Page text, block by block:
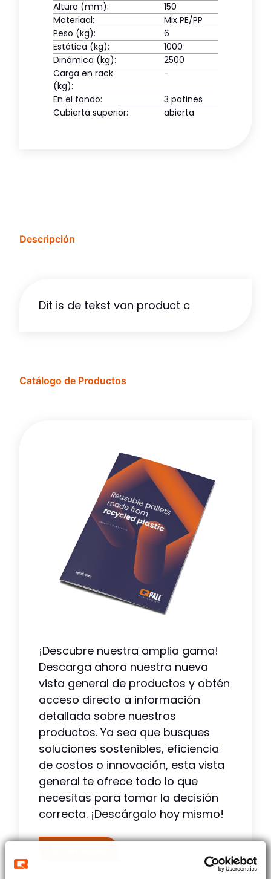
Altura (mm):
150
Materiaal:
Mix PE/PP
Peso (kg):
6
Estática (kg):
1000
Dinámica (kg):
2500
Carga en rack
(kg):
-
En el fondo:
3 patines
Cubierta superior:
abierta
Descripción
Dit is de tekst van product c
Catálogo de Productos
¡Descubre nuestra amplia gama!
Descarga ahora nuestra nueva
vista general de productos y obtén
acceso directo a información
detallada sobre nuestros
productos. Ya sea que busques
soluciones sostenibles, eficiencia
de costos o innovación, esta vista
general te ofrece todo lo que
necesitas para tomar la decisión
correcta. ¡Descárgalo hoy mismo!